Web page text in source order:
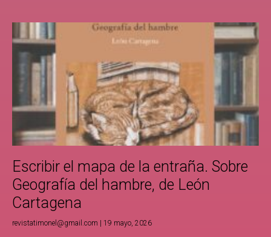
Escribir el mapa de la entraña. Sobre
Geografía del hambre, de León
Cartagena
revistatimonel@gmail.com 19 mayo, 2026